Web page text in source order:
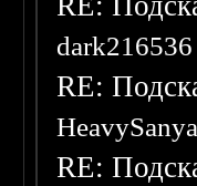
dark216536
RE:
HeavySanya
RE: